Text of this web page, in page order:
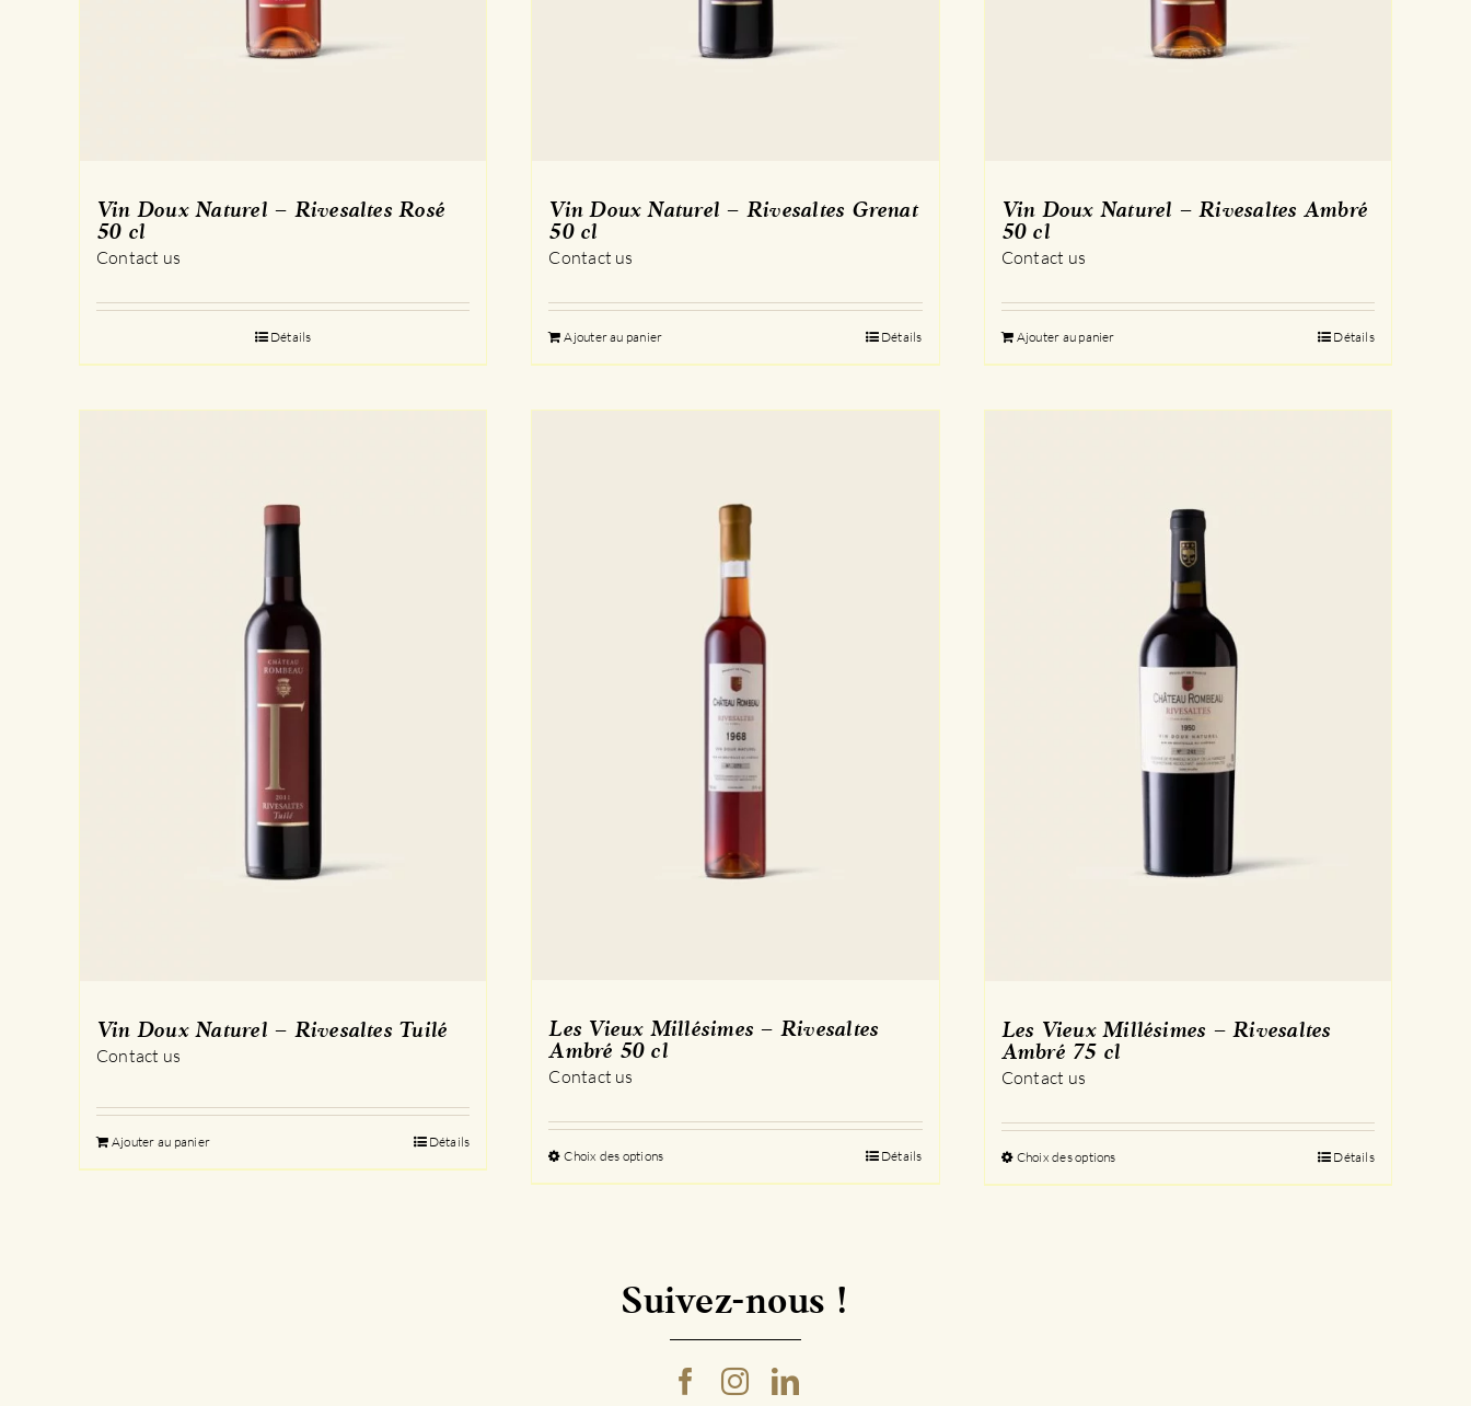
Vin Doux Naturel – Rivesaltes Rosé
50 cl
Contact us
Détails
Vin Doux Naturel – Rivesaltes Grenat
50 cl
Contact us
Ajouter au panier Détails
Vin Doux Naturel – Rivesaltes Ambré
50 cl
Contact us
Ajouter au panier Détails
Vin Doux Naturel – Rivesaltes Tuilé
Contact us
Ajouter au panier Détails
Les Vieux Millésimes – Rivesaltes
Ambré 50 cl
Contact us
Choix des optionsCe
produit
Les
options
peuvent
être
choisies
Détails
Les Vieux Millésimes – Rivesaltes
Ambré 75 cl
Contact us
Choix des optionsCe
produit
Détails
Suivez-nous !